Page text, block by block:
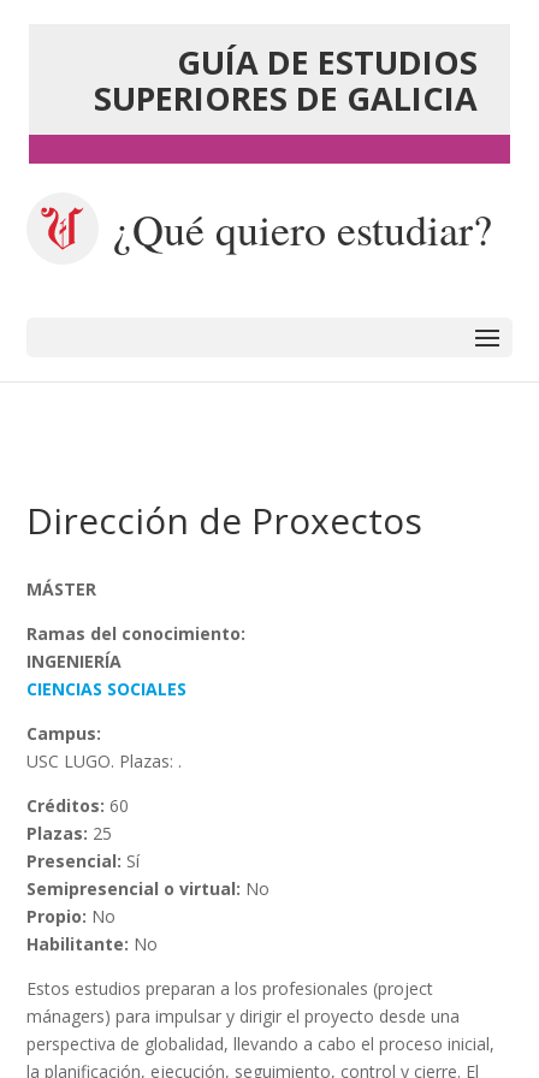
GUÍA DE ESTUDIOS
SUPERIORES DE GALICIA
¿Qué quiero estudiar?
Dirección de Proxectos
MÁSTER
Ramas del conocimiento:
INGENIERÍA
CIENCIAS SOCIALES
Campus:
USC LUGO. Plazas: .
Créditos: 60
Plazas: 25
Presencial: Sí
Semipresencial o virtual: No
Propio: No
Habilitante: No
Estos estudios preparan a los profesionales (project
mánagers) para impulsar y dirigir el proyecto desde una
perspectiva de globalidad, llevando a cabo el proceso inicial,
la planificación, ejecución, seguimiento, control y cierre. El